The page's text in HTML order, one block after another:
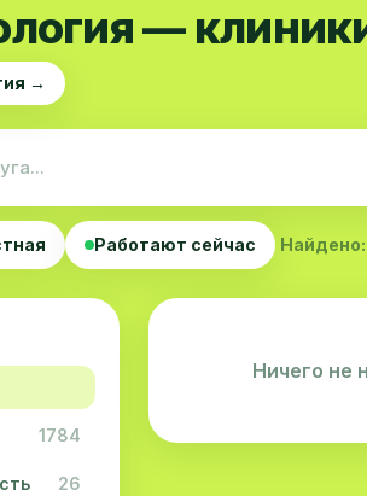
—
→
Работают сейчас
1784
26
Ничего не